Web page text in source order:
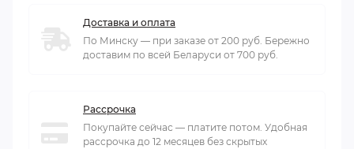
Доставка и оплата
По Минску — при заказе от 200 руб. Бережно
доставим по всей Беларуси от 700 руб.
Рассрочка
Покупайте сейчас — платите потом. Удобная
рассрочка до 12 месяцев без скрытых